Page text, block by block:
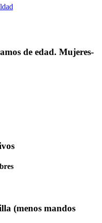
de edad. Mujeres-
(menos mandos